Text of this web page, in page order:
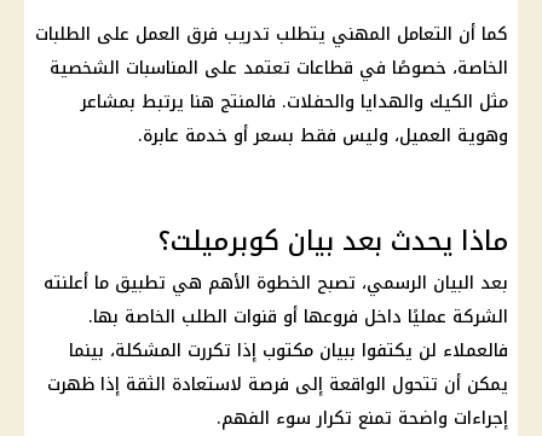
كما أن التعامل المهني يتطلب تدريب فرق العمل على الطلبات
الخاصة، خصوصًا في قطاعات تعتمد على المناسبات الشخصية
مثل الكيك والهدايا والحفلات. فالمنتج هنا يرتبط بمشاعر
وهوية العميل، وليس فقط بسعر أو خدمة عابرة.
ماذا يحدث بعد بيان كوبرميلت؟
بعد البيان الرسمي، تصبح الخطوة الأهم هي تطبيق ما أعلنته
الشركة عمليًا داخل فروعها أو قنوات الطلب الخاصة بها.
فالعملاء لن يكتفوا ببيان مكتوب إذا تكررت المشكلة، بينما
يمكن أن تتحول الواقعة إلى فرصة لاستعادة الثقة إذا ظهرت
إجراءات واضحة تمنع تكرار سوء الفهم.